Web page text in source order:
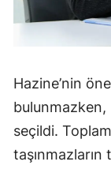
Hazine’nin
bulunmazken,
seçildi.
taşınmazların